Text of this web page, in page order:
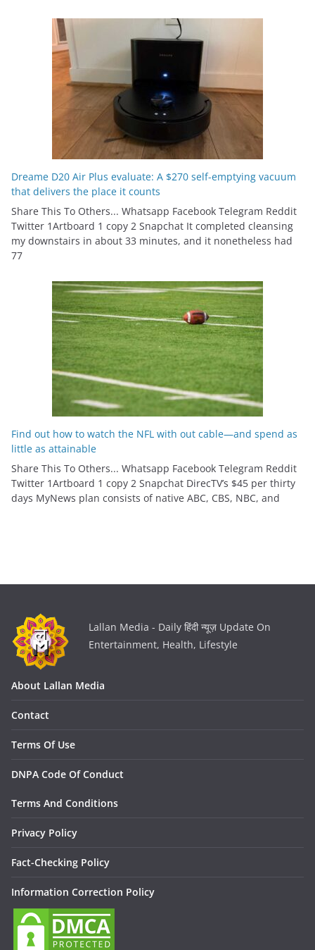
Dreame D20 Air Plus evaluate: A $270 self-emptying vacuum
that delivers the place it counts
Share This To Others... Whatsapp Facebook Telegram Reddit
Twitter 1Artboard 1 copy 2 Snapchat It completed cleansing
my downstairs in about 33 minutes, and it nonetheless had
77
Find out how to watch the NFL with out cable—and spend as
little as attainable
Share This To Others... Whatsapp Facebook Telegram Reddit
Twitter 1Artboard 1 copy 2 Snapchat DirecTV’s $45 per thirty
days MyNews plan consists of native ABC, CBS, NBC, and
Lallan Media - Daily हिंदी न्यूज़ Update On
Entertainment, Health, Lifestyle
About Lallan Media
Contact
Terms Of Use
DNPA Code Of Conduct
Terms And Conditions
Privacy Policy
Fact-Checking Policy
Information Correction Policy